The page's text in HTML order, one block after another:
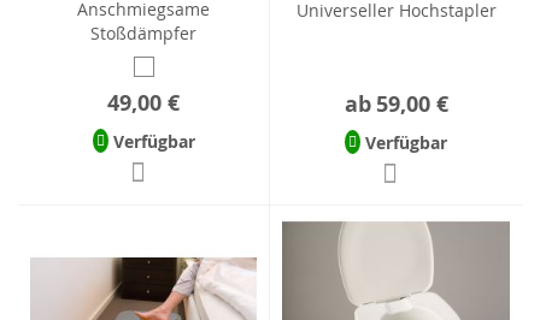
Anschmiegsame
Stoßdämpfer
49,00 €
Verfügbar
Universeller Hochstapler
ab 59,00 €
Verfügbar